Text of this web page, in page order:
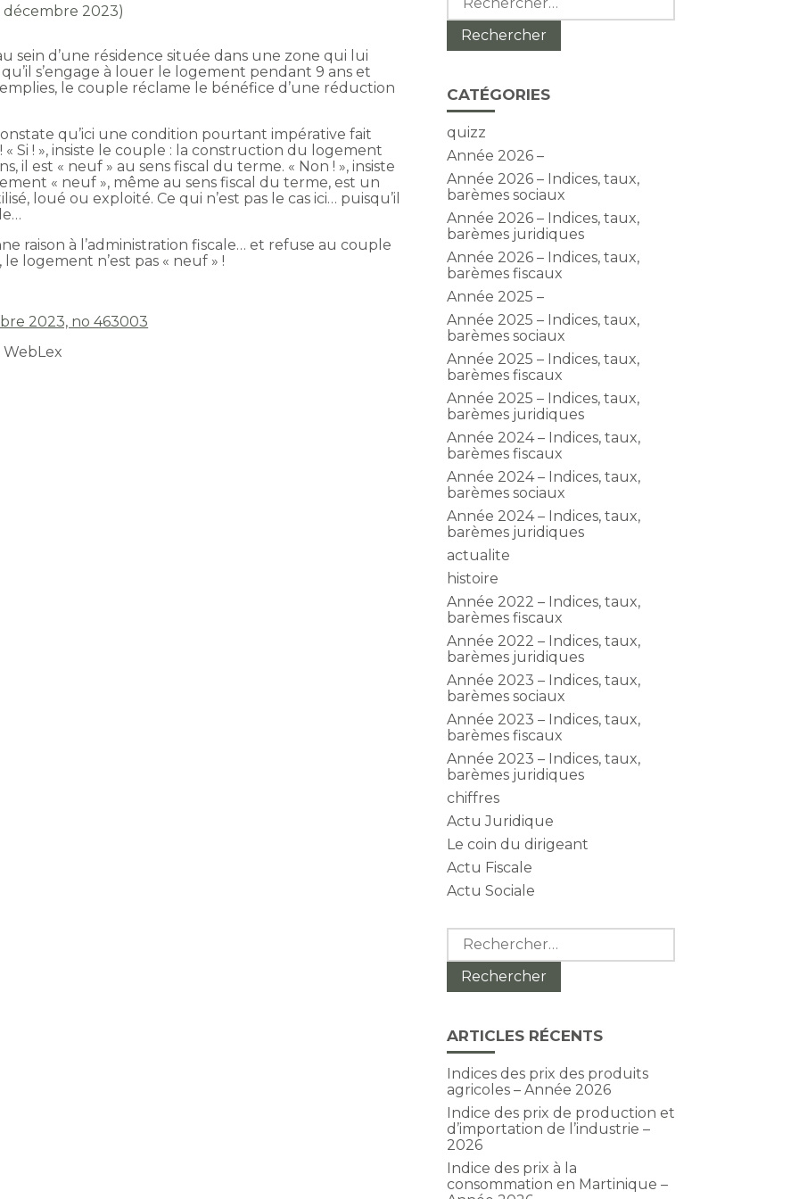
décembre 2023)
d’une résidence située dans une zone qui lui
s’engage à louer le logement pendant 9 ans et
le couple réclame le bénéfice d’une réduction
qu’ici une condition pourtant impérative fait
Si ! », insiste le couple : la construction du logement
il est « neuf » au sens fiscal du terme. « Non ! », insiste
« neuf », même au sens fiscal du terme, est un
loué ou exploité. Ce qui n’est pas le cas ici… puisqu’il
raison à l’administration fiscale… et refuse au couple
logement n’est pas « neuf » !
2023, no 463003
CATÉGORIES
quizz
Année 2026 –
Année 2026 – Indices, taux,
barèmes sociaux
Année 2026 – Indices, taux,
barèmes juridiques
Année 2026 – Indices, taux,
barèmes fiscaux
Année 2025 –
Année 2025 – Indices, taux,
barèmes sociaux
Année 2025 – Indices, taux,
barèmes fiscaux
Année 2025 – Indices, taux,
barèmes juridiques
Année 2024 – Indices, taux,
barèmes fiscaux
Année 2024 – Indices, taux,
barèmes sociaux
Année 2024 – Indices, taux,
barèmes juridiques
actualite
histoire
Année 2022 – Indices, taux,
barèmes fiscaux
Année 2022 – Indices, taux,
barèmes juridiques
Année 2023 – Indices, taux,
barèmes sociaux
Année 2023 – Indices, taux,
barèmes fiscaux
Année 2023 – Indices, taux,
barèmes juridiques
chiffres
Actu Juridique
Le coin du dirigeant
Actu Fiscale
Actu Sociale
Rechercher :
ARTICLES RÉCENTS
Indices des prix des produits
agricoles – Année 2026
Indice des prix de production et
d’importation de l’industrie –
2026
Indice des prix à la
consommation en Martinique –